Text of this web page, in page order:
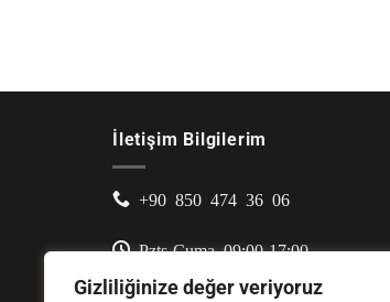
Gizliliğinize değer veriyoruz
İletişim Bilgilerim
+90 850 474 36 06
Pzts-Cuma 09:00-17:00
Ankara Bilkent Şehir Hastanesi